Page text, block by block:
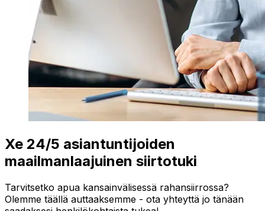
Xe 24/5 asiantuntijoiden
maailmanlaajuinen siirtotuki
Tarvitsetko apua kansainvälisessä rahansiirrossa?
Olemme täällä auttaaksemme - ota yhteyttä jo tänään